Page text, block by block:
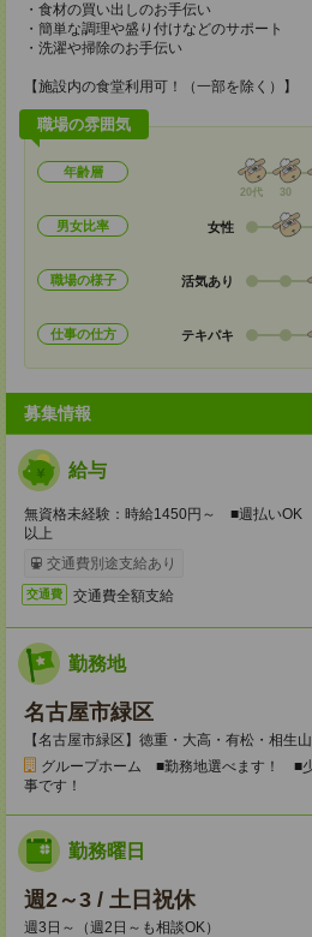
・食材の買い出しのお手伝い
・簡単な調理や盛り付けなどのサポート
・洗濯や掃除のお手伝い
【施設内の食堂利用可！（一部を除く）】
職場の雰囲気
年齢層
20代 30
男女比率 女性
職場の様子 活気あり
仕事の仕方 テキパキ
募集情報
給与
無資格未経験：時給1450円～ ■週払い
以上
交通費別途支給あり
交通費 交通費全額支給
勤務地
名古屋市緑区
【名古屋市緑区】徳重・大高・有松・相生
グループホーム ■勤務地選べます！ ■
事です！
勤務曜日
週2～3 / 土日祝休
週3日～（週2日～も相談OK）